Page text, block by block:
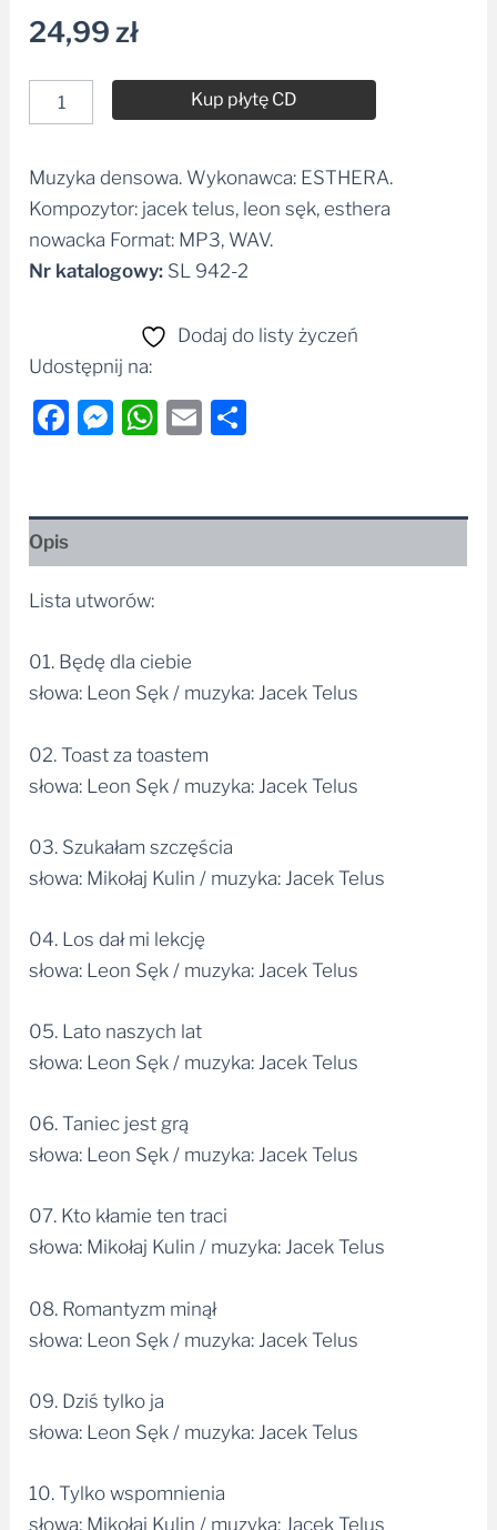
24,99zł
Kup płytę CD
Alternative:
Muzyka densowa. Wykonawca: ESTHERA.
Kompozytor: jacek telus, leon sęk, esthera
nowacka Format: MP3, WAV.
Nr katalogowy: SL 942-2
Dodaj do listy życzeń
Udostępnij na:
Facebook
Messenger
WhatsApp
Email
Opis
Lista utworów:
01. Będę dla ciebie
słowa: Leon Sęk / muzyka: Jacek Telus
02. Toast za toastem
słowa: Leon Sęk / muzyka: Jacek Telus
03. Szukałam szczęścia
słowa: Mikołaj Kulin / muzyka: Jacek Telus
04. Los dał mi lekcję
słowa: Leon Sęk / muzyka: Jacek Telus
05. Lato naszych lat
słowa: Leon Sęk / muzyka: Jacek Telus
06. Taniec jest grą
słowa: Leon Sęk / muzyka: Jacek Telus
07. Kto kłamie ten traci
słowa: Mikołaj Kulin / muzyka: Jacek Telus
08. Romantyzm minął
słowa: Leon Sęk / muzyka: Jacek Telus
09. Dziś tylko ja
słowa: Leon Sęk / muzyka: Jacek Telus
10. Tylko wspomnienia
słowa: Mikołaj Kulin / muzyka: Jacek Telus